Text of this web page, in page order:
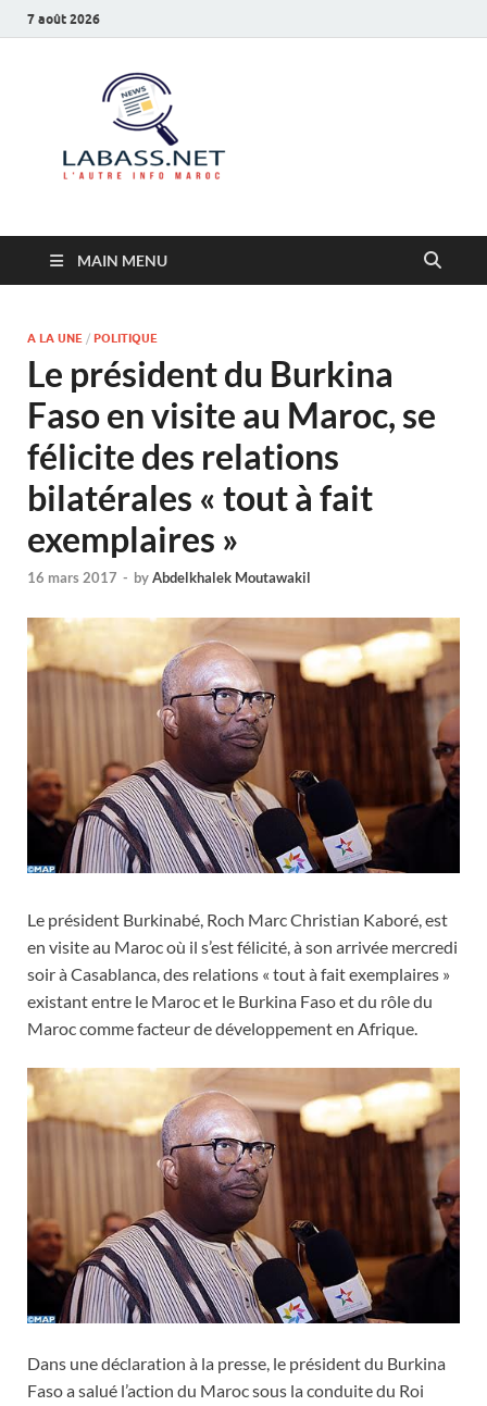
7 août 2026
MAIN MENU
A LA UNE / POLITIQUE
Le président du Burkina
Faso en visite au Maroc, se
félicite des relations
bilatérales « tout à fait
exemplaires »
16 mars 2017 - byAbdelkhalek Moutawakil
Le président Burkinabé, Roch Marc Christian Kaboré, est
en visite au Maroc où il s’est félicité, à son arrivée mercredi
soir à Casablanca, des relations « tout à fait exemplaires »
existant entre le Maroc et le Burkina Faso et du rôle du
Maroc comme facteur de développement en Afrique.
Dans une déclaration à la presse, le président du Burkina
Faso a salué l’action du Maroc sous la conduite du Roi